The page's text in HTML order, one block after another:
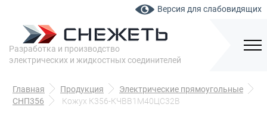
Версия для слабовидящих
Разработка и производство
электрических и жидкостных соединителей
Главная Продукция
Электрические прямоугольные
СНП356
Кожух К356-КЧВВ1М40ЦС32В